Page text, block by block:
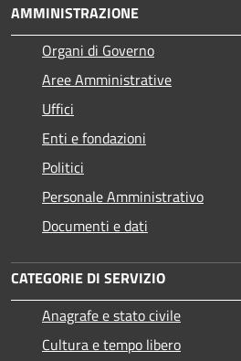
AMMINISTRAZIONE
Organi di Governo
Aree Amministrative
Uffici
Enti e fondazioni
Politici
Personale Amministrativo
Documenti e dati
CATEGORIE DI SERVIZIO
Anagrafe e stato civile
Cultura e tempo libero